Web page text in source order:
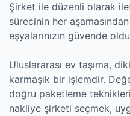
Şirket ile düzenli olarak
sürecinin her
eşyalarınızın güvende
Uluslararası ev taşıma,
karmaşık bir işlemdir.
doğru paketleme
nakliye şirketi seçmek,